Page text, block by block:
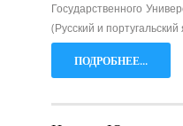
Государственного
(Русский и португальский
ПОДРОБНЕЕ...